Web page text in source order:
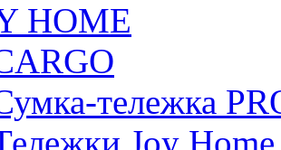
HOME
тележка